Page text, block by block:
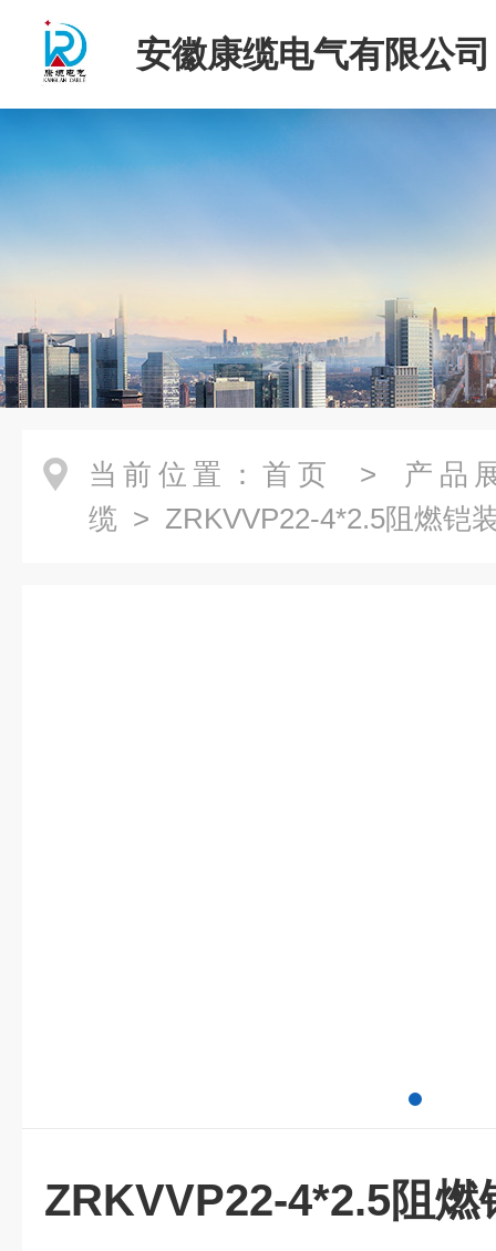
安徽康缆电气有限公司
当前位置： 首页 > 产品
缆 > ZRKVVP22-4*2.5阻燃铠
ZRKVVP22-4*2.5阻燃